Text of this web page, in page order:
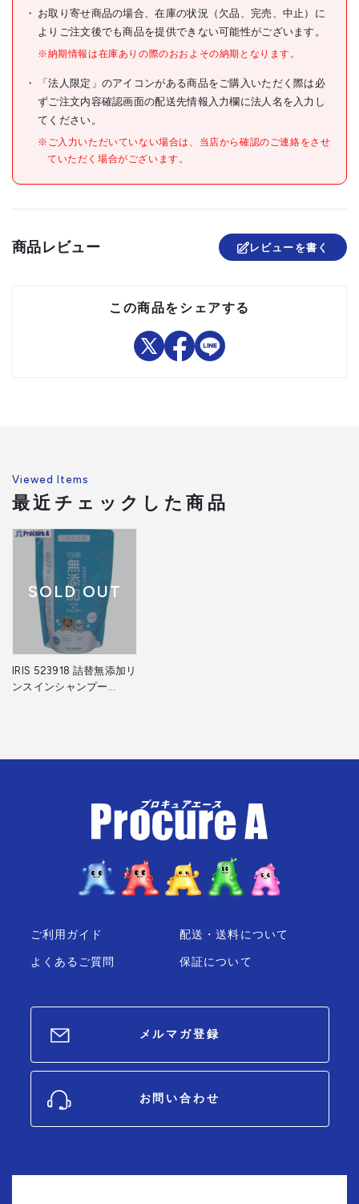
材質/仕上
ローズマリーエキス、カミツ
レエキス)
原産国 日本
セット内容/付属品
注意事項
組立品
お取り寄せ商品の場合、在庫の状況（欠品、完売、中止）に
よりご注文後でも商品を提供できない可能性がございます。
※納期情報は在庫ありの際のおおよその納期となります。
「法人限定」のアイコンがある商品をご購入いただく際は必
ずご注文内容確認画面の配送先情報入力欄に法人名を入力し
てください。
※ご入力いただいていない場合は、当店から確認のご連絡をさせ
ていただく場合がございます。
商品レビュー レビューを書く
この商品をシェアする
Viewed Items
最近チェックした商品
SOLD OUT
IRIS 523918 詰替無添加リ
ンスインシャンプー
ご利用ガイド
よくあるご質問
配送・送料について
保証について
メルマガ登録
お問い合わせ